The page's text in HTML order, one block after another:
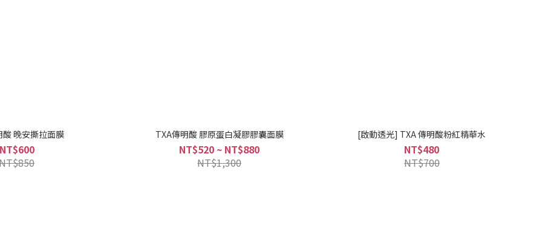
酸 晚安撕拉面膜
NT$600
TXA傳明酸 膠原蛋白凝膠膠囊面膜
NT$520 ~ NT$880
NT$1,300
[啟動透光] TXA 傳明酸粉紅精華水
NT$480
NT$700